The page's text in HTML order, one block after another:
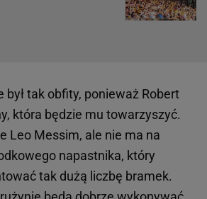
był tak obfity, ponieważ Robert
która będzie mu towarzyszyć.
Leo Messim, ale nie ma na
napastnika, który
tak dużą liczbę bramek.